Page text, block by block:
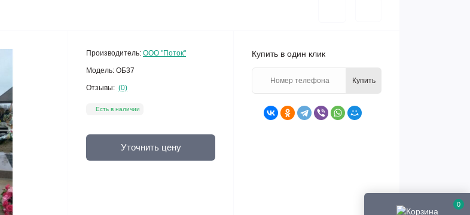
0
Производитель: ООО "Поток"
Модель: ОБ37
Отзывы: (0)
Есть в наличии
Уточнить цену
Купить в один клик
Купить